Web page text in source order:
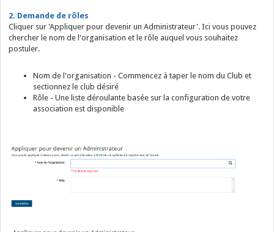
2. Demande de rôles
Cliquer sur 'Appliquer pour devenir un Administrateur'. Ici vous pouvez
chercher le nom de l'organisation et le rôle auquel vous souhaitez
postuler.
Nom de l'organisation - Commencez à taper le nom du Club et
sectionnez le club désiré
Rôle - Une liste déroulante basée sur la configuration de votre
association est disponible